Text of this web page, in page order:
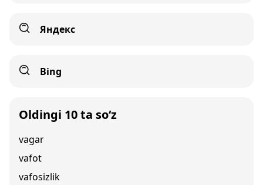
Яндекс
Bing
Oldingi 10 ta so‘z
vagar
vafot
vafosizlik